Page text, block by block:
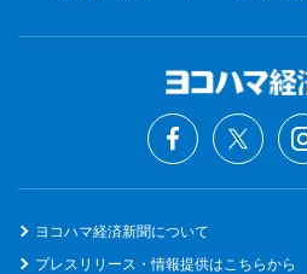
ヨコハマ経済新聞について
プレスリリース・情報提供はこちらから